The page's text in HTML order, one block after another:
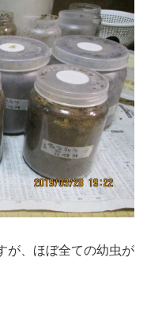
が、ほぼ全ての幼虫が